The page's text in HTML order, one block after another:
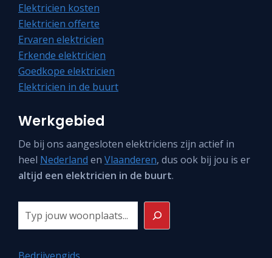
Elektricien kosten
Elektricien offerte
Ervaren elektricien
Erkende elektricien
Goedkope elektricien
Elektricien in de buurt
Werkgebied
De bij ons aangesloten elektriciens zijn actief in
heel Nederland en Vlaanderen, dus ook bij jou is er
altijd een elektricien in de buurt.
Zoeken